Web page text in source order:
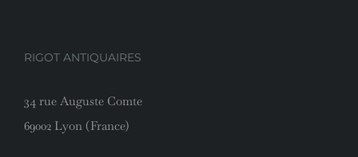
RIGOT ANTIQUAIRES
34 rue Auguste Comte
69002 Lyon (France)